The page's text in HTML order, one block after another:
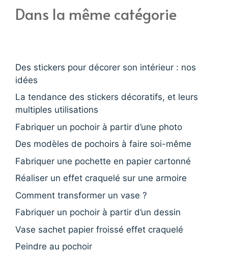
Dans la même catégorie
Des stickers pour décorer son intérieur : nos
idées
La tendance des stickers décoratifs, et leurs
multiples utilisations
Fabriquer un pochoir à partir d’une photo
Des modèles de pochoirs à faire soi-même
Fabriquer une pochette en papier cartonné
Réaliser un effet craquelé sur une armoire
Comment transformer un vase ?
Fabriquer un pochoir à partir d’un dessin
Vase sachet papier froissé effet craquelé
Peindre au pochoir